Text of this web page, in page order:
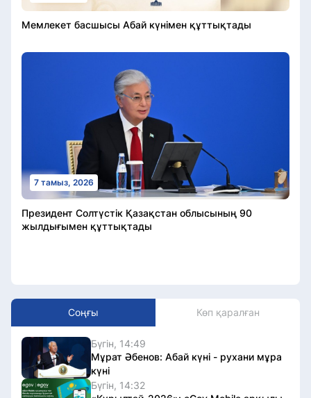
Мемлекет басшысы Абай күнімен құттықтады
7 тамыз, 2026
Президент Солтүстік Қазақстан облысының 90
жылдығымен құттықтады
Соңғы Көп қаралған
Бүгін, 14:49
Мұрат Әбенов: Абай күні - рухани мұра
күні
Бүгін, 14:32